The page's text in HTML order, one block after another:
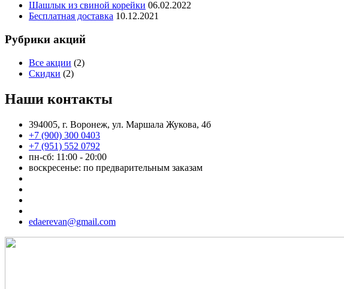
Шашлык из свиной корейки 06.02.2022
Бесплатная доставка 10.12.2021
Рубрики акций
Все акции (2)
Скидки (2)
Наши контакты
394005, г. Воронеж, ул. Маршала Жукова, 4б
+7 (900) 300 0403
+7 (951) 552 0792
пн-сб: 11:00 - 20:00
воскресенье: по предварительным заказам
edaerevan@gmail.com